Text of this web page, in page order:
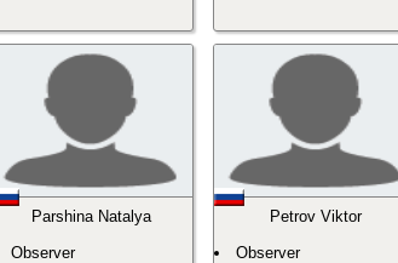
Parshina Natalya
Observer
Petrov Viktor
Observer